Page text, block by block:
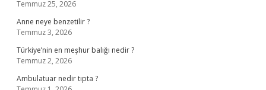
Temmuz 25, 2026
Anne neye benzetilir ?
Temmuz 3, 2026
Türkiye’nin en meşhur balığı nedir ?
Temmuz 2, 2026
Ambulatuar nedir tıpta ?